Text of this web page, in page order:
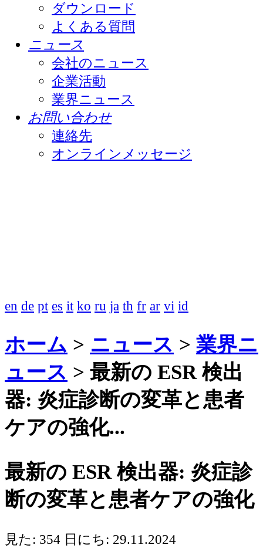
ダウンロード
よくある質問
ニュース
会社のニュース
企業活動
業界ニュース
お問い合わせ
連絡先
オンラインメッセージ
en de pt es it ko ru ja th fr ar vi id
ホーム > ニュース > 業界ニ
ュース > 最新の ESR 検出
器: 炎症診断の変革と患者
ケアの強化...
最新の ESR 検出器: 炎症診
断の変革と患者ケアの強化
見た: 354 日にち: 29.11.2024